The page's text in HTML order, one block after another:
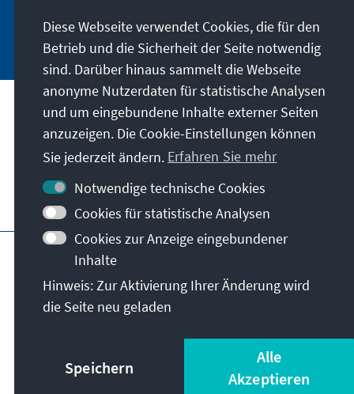
Jetzt abonnieren
Unser Auftrag
Kontakt
Weitere Angebote der Stiftung
Impressum
Datenschutz
Nutzungsbedingungen
Erklärung zur Barrierefreiheit
Barriere melden
Sitemap
© Konrad-Adenauer-Stiftung e.V. 2026
Diese Webseite verwendet Cookies, die für den
Betrieb und die Sicherheit der Seite notwendig
sind. Darüber hinaus sammelt die Webseite
anonyme Nutzerdaten für statistische Analysen
und um eingebundene Inhalte externer Seiten
anzuzeigen. Die Cookie-Einstellungen können
Sie jederzeit ändern. Erfahren Sie mehr
Notwendige technische Cookies
Cookies für statistische Analysen
Cookies zur Anzeige eingebundener
Inhalte
Hinweis: Zur Aktivierung Ihrer Änderung wird
die Seite neu geladen
Speichern
Alle
Akzeptieren